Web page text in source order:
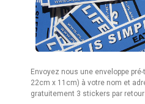
Envoyez nous une enveloppe
22cm x 11cm) à votre nom et
gratuitement 3 stickers par retour